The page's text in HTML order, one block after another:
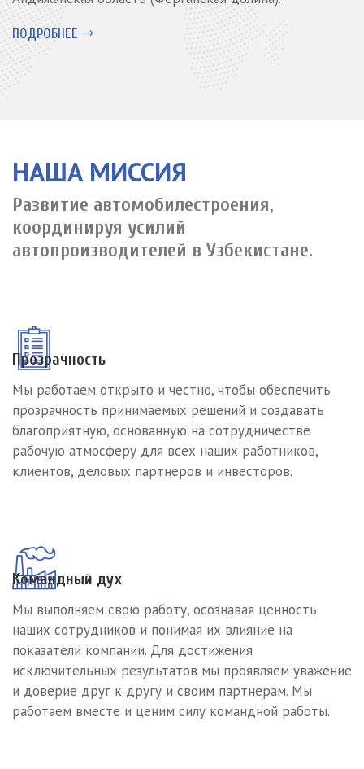
ПОДРОБНЕЕ
НАША МИССИЯ
Развитие автомобилестроения,
координируя усилий
автопроизводителей в Узбекистане.
Прозрачность
Мы работаем открыто и честно, чтобы обеспечить
прозрачность принимаемых решений и создавать
благоприятную, основанную на сотрудничестве
рабочую атмосферу для всех наших работников,
клиентов, деловых партнеров и инвесторов.
Командный дух
Мы выполняем свою работу, осознавая ценность
наших сотрудников и понимая их влияние на
показатели компании. Для достижения
исключительных результатов мы проявляем уважение
и доверие друг к другу и своим партнерам. Мы
работаем вместе и ценим силу командной работы.